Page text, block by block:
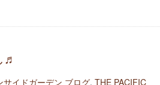
♬
サイドガーデン ブログ, THE PACIFIC